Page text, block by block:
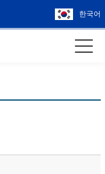
한국어